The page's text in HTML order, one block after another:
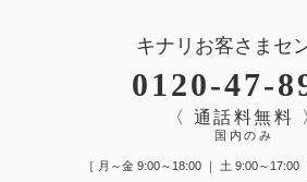
キナリお客さまセ
0120-47-
〈 通話料無料
国内のみ
［ 月～金 9:00～18:00 ｜ 土 9:00～17:00